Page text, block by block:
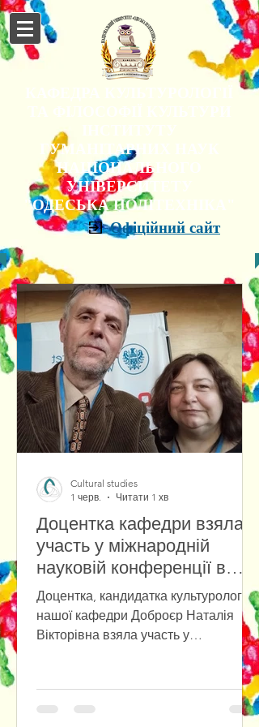
ГУМАНІТАРНИХ НАУК
НАЦІОНАЛЬНОГО
УНІВЕРСИТЕТУ
"ОДЕСЬКА ПОЛІТЕХНІКА"
Офіційний сайт
Доцентка кафедри взяла
участь у міжнародній
науковій конференції в
Університеті Вроцлава
Доцентка, кандидатка культурології
нашої кафедри Доброєр Наталія
Вікторівна взяла участь у
науковій конференції «Przyszłość już
tu jest. Polska–Ukraina–Europa: Nowy
Cultural studies
1 черв.
Читати 1 хв